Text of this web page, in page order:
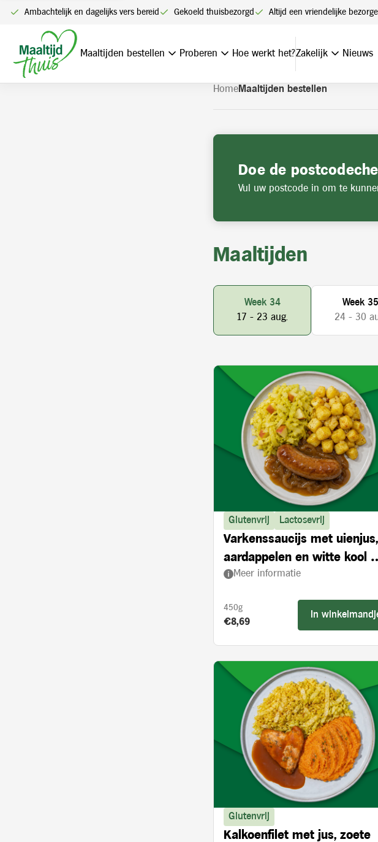
Ambachtelijk en dagelijks vers bereid Gekoeld thuisbezorgd Altijd een vriendelijke
Maaltijden bestellen Proberen Hoe werkt het?Zakelijk Nieuws
U kunt alleen bestellen met een account. Heeft u
Navigatie
overslaan
Home Maaltijden bestellen
Doe de
Vul uw postcode in om te
Maaltijden
Week 34
17 - 23 aug.
Week 35
24 - 30
Glutenvrij Lactosevrij
Varkenssaucijs met uienjus,
aardappelen en witte kool
kerrie en appelstukjes
Meer informatie
450g
Product prijs:
€8,69
In
Glutenvrij
Kalkoenfilet met jus, zoete